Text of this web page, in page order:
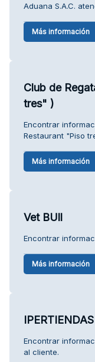
Aduana S.A.C.
Más información
Club de
tres" )
Encontrar
Restaurant "Piso
Más información
Vet BUll
Encontrar
Más información
Encontrar
al cliente.